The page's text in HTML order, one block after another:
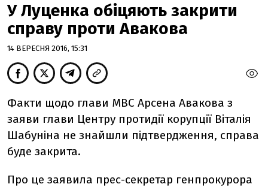
У Луценка обіцяють закрити
справу проти Авакова
14 ВЕРЕСНЯ 2016, 15:31
Факти щодо глави МВС Арсена Авакова з
заяви глави Центру протидії корупції Віталія
Шабуніна не знайшли підтвердження, справа
буде закрита.
Про це заявила прес-секретар генпрокурора